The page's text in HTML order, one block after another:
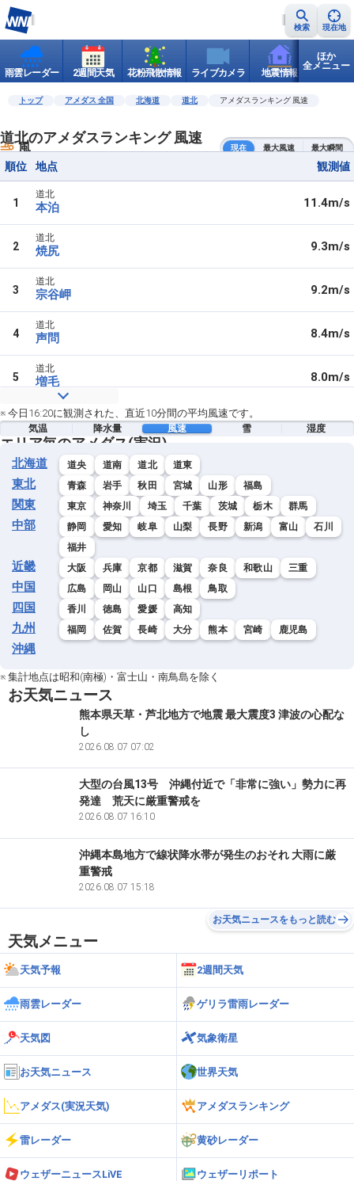
検索 現在地
雨雲レーダー 2週間天気 花粉飛散情報 ライブカメラ 地震情報 世界天
ほか
全メニュー
トップ アメダス 全国 北海道 道北 アメダスランキング 風速
道北のアメダスランキング 風速
風 現在 最大風速 最大瞬間
順位 地点 観測値
1
道北
本泊 11.4m/s
2
道北
焼尻 9.3m/s
3
道北
宗谷岬 9.2m/s
4
道北
声問 8.4m/s
5
道北
増毛 8.0m/s
6
道北
天塩 7.6m/s
7
道北
浜鬼志別
8
北見枝幸
10
5.8m/s
12
道北
沓形
音威子府 5.6m/s
14 5.2m/s
4.9m/s
旭川
18
道北
浜頓別
19
道北
留萌 4.2m/s
20
道北
東神楽
21
道北
富良野
22
道北
初山別
23 幌加内 3.7m/s
※ 今日16:20に観測された、直近10分間の平均風速です。
気温 降水量 風速 雪 湿度
エリア毎のアメダス(実況)
北海道 道央 道南 道北 道東
東北 青森 岩手 秋田 宮城 山形 福島
関東 東京 神奈川 埼玉 千葉 茨城 栃木 群馬
中部 静岡 愛知 岐阜 山梨 長野 新潟 富山
石川
福井
近畿 大阪 兵庫 京都 滋賀 奈良 和歌山 三重
中国 広島 岡山 山口 島根 鳥取
四国 香川 徳島 愛媛 高知
九州 福岡 佐賀 長崎 大分 熊本 宮崎 鹿児島
沖縄
※ 集計地点は昭和(南極)・富士山・南鳥島を除く
お天気ニュース
熊本県天草・芦北地方で地震 最大震度3 津波の心配な
し
2026.08.07 07:02
大型の台風13号 沖縄付近で「非常に強い」勢力に再
発達 荒天に厳重警戒を
2026.08.07 16:10
沖縄本島地方で線状降水帯が発生のおそれ 大雨に厳
重警戒
2026.08.07 15:18
お天気ニュースをもっと読む
天気メニュー
天気予報 2週間天気
雨雲レーダー ゲリラ雷雨レーダー
天気図 気象衛星
お天気ニュース 世界天気
アメダス(実況天気) アメダスランキング
雷レーダー 黄砂レーダー
ウェザーニュースLiVE ウェザーリポート